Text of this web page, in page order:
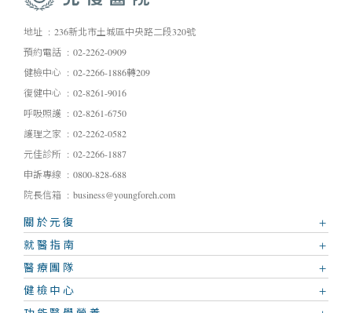
地址
236新北市土城區中央路二段320號
預約電話
02-2262-0909
健檢中心
02-2266-1886轉209
復健中心
02-8261-9016
呼吸照護
02-8261-6750
護理之家
02-2262-0582
元佳診所
02-2266-1887
申訴專線
0800-828-688
院長信箱
business@youngforeh.com
關於元復
就醫指南
醫療團隊
健檢中心